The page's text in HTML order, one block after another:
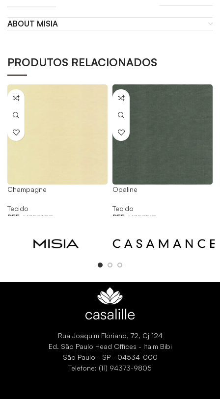
ABOUT MISIA
PRODUTOS RELACIONADOS
Champagne
Tecido
REF: M357408
Opaline
Tecido
REF: M357518
Rua Joaquim Floriano, 72, Cj 124
Ed. São Paulo Head Offices - Itaim Bibi
São Paulo - SP - 04534-000
Telefone: (11) 94373-9805